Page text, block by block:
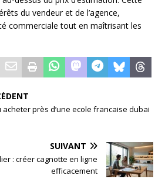
du vendeur et de l’agence,
commerciale tout en maîtrisant les
acheter près d’une ecole francaise dubai
SUIVANT
: créer cagnotte en ligne
efficacement